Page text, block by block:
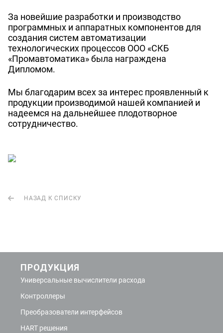
За новейшие разработки и производство
программных и аппаратных компонентов для
создания систем автоматизации
технологических процессов ООО «СКБ
«Промавтоматика» была награждена
Дипломом.
Мы благодарим всех за интерес проявленный к
продукции производимой нашей компанией и
надеемся на дальнейшее плодотворное
сотрудничество.
НАЗАД К СПИСКУ
ПРОДУКЦИЯ
Универсальные вычислители расхода
Контроллеры
Преобразователи интерфейсов
HART решения